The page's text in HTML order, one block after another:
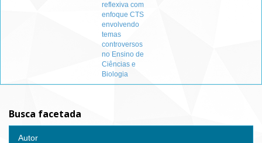
reflexiva com
enfoque CTS
envolvendo
temas
controversos
no Ensino de
Ciências e
Biologia
Busca facetada
Autor